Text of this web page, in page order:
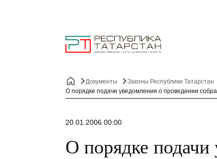
Документы
Законы Республики Татарстан
О порядке подачи уведомления о проведении
20.01.2006 00:00
О порядке подачи